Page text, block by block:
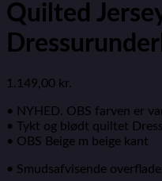
Quilted
1.149,00 kr.
• NYHED. OBS farven er
• Tykt og blødt quiltet
• OBS Beige m beige kant
• Smudsafvisende overflade